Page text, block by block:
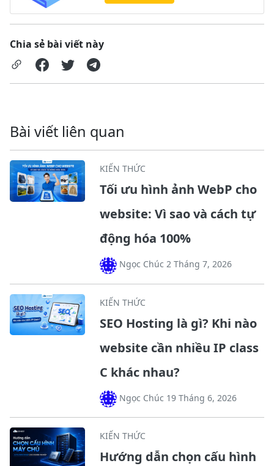
Chia sẻ bài viết này
Bài viết liên quan
KIẾN THỨC
Tối ưu hình ảnh WebP cho
website: Vì sao và cách tự
động hóa 100%
Ngọc Chúc 2 Tháng 7, 2026
KIẾN THỨC
SEO Hosting là gì? Khi nào
website cần nhiều IP class
C khác nhau?
Ngọc Chúc 19 Tháng 6, 2026
KIẾN THỨC
Hướng dẫn chọn cấu hình